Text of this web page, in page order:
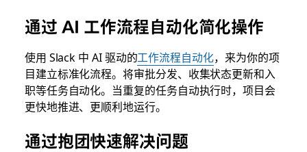
通过 AI 工作流程自动化简化操作
使用 Slack 中 AI 驱动的工作流程自动化，来为你的项
目建立标准化流程。将审批分发、收集状态更新和入
职等任务自动化。当重复的任务自动执行时，项目会
更快地推进、更顺利地运行。
通过抱团快速解决问题